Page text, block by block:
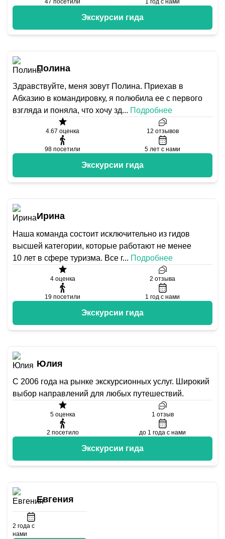
47 посетили 1 год с нами
Экскурсии гида
Полина
Здравствуйте, меня зовут Полина. Приехав в
Абхазию в командировку, я полюбила ее с первого
взгляда и поняла, что хочу зд... Подробнее
4.67 оценка 12 отзывов
98 посетили 5 лет с нами
Экскурсии гида
Ирина
Наша команда состоит исключительно из гидов
высшей категории, которые работают не менее
10 лет в сфере туризма. Все г... Подробнее
4оценка 2 отзыва
19 посетили 1 год с нами
Экскурсии гида
Юлия
С 2006 года на рынке экскурсионных услуг. Широкий
выбор направлений для любых путешествий.
5оценка 1 отзыв
2 посетило до 1 года с нами
Экскурсии гида
Евгения
2 года с
нами